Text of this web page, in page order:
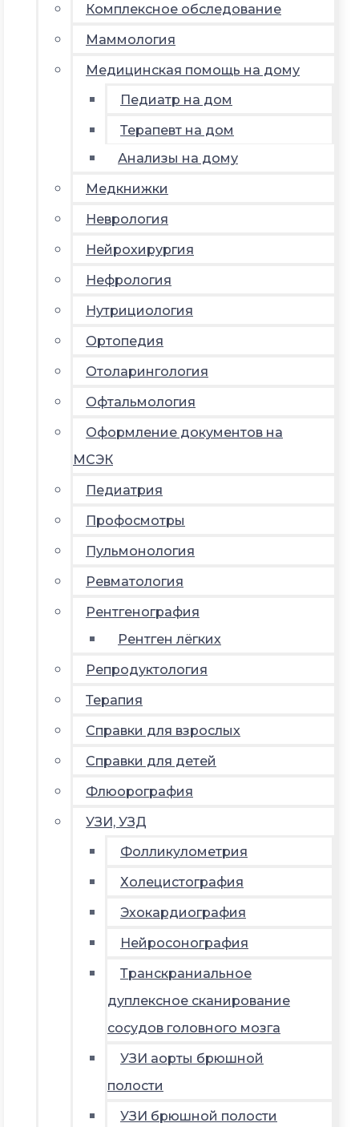
Комплексное обследование
Маммология
Медицинская помощь на дому
Педиатр на дом
Терапевт на дом
Анализы на дому
Медкнижки
Неврология
Нейрохирургия
Нефрология
Нутрициология
Ортопедия
Отоларингология
Офтальмология
Оформление документов на
МСЭК
Педиатрия
Профосмотры
Пульмонология
Ревматология
Рентгенография
Рентген лёгких
Репродуктология
Терапия
Справки для взрослых
Справки для детей
Флюорография
УЗИ, УЗД
Фолликулометрия
Холецистография
Эхокардиография
Нейросонография
Транскраниальное
дуплексное сканирование
сосудов головного мозга
УЗИ аорты брюшной
полости
УЗИ брюшной полости